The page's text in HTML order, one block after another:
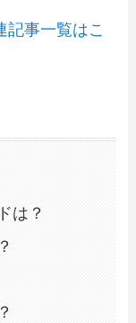
事一覧はこ
は？